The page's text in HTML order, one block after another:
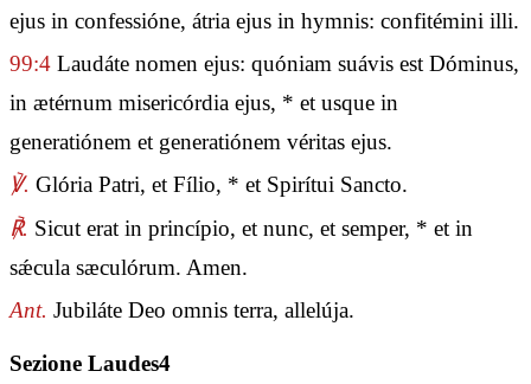
ejus in confessióne, átria ejus in hymnis: confitémini illi.
99:4 Laudáte nomen ejus: quóniam suávis est Dóminus,
in ætérnum misericórdia ejus, * et usque in
generatiónem et generatiónem véritas ejus.
℣. Glória Patri, et Fílio, * et Spirítui Sancto.
℟. Sicut erat in princípio, et nunc, et semper, * et in
sǽcula sæculórum. Amen.
Ant. Jubiláte Deo omnis terra, allelúja.
Sezione Laudes4